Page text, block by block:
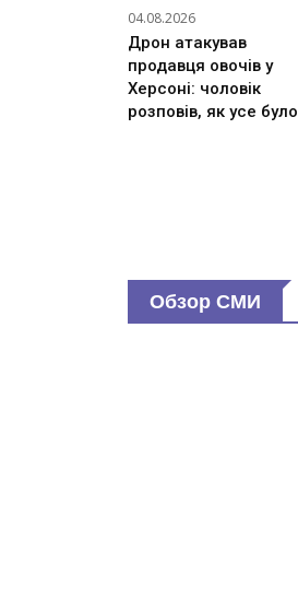
04.08.2026
Дрон атакував
продавця овочів у
Херсоні: чоловік
розповів, як усе було
Обзор СМИ